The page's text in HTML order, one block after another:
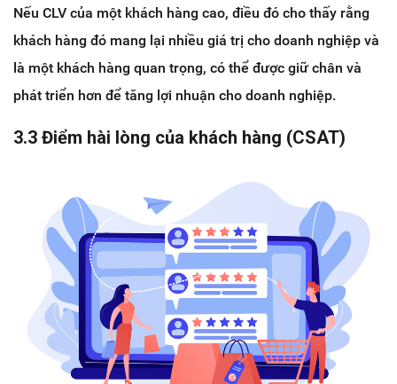
Nếu CLV của một khách hàng cao, điều đó cho thấy rằng
khách hàng đó mang lại nhiều giá trị cho doanh nghiệp và
là một khách hàng quan trọng, có thể được giữ chân và
phát triển hơn để tăng lợi nhuận cho doanh nghiệp.
3.3 Điểm hài lòng của khách hàng (CSAT)